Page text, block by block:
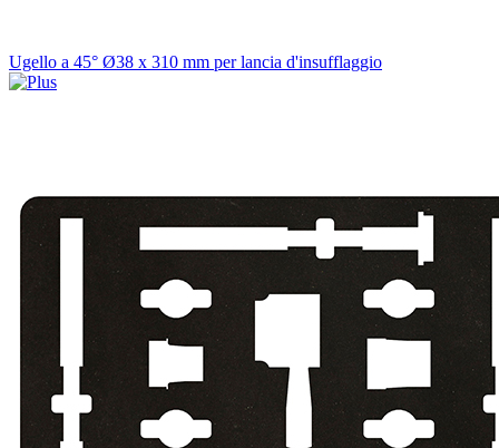
Ugello a 45° Ø38 x 310 mm per lancia d'insufflaggio